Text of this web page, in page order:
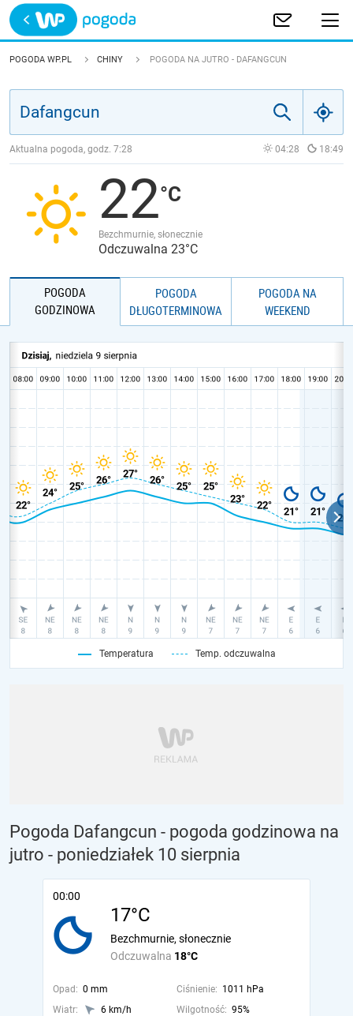
Trwa ładowanie
POLSKA
JAKOŚĆ POWIETRZA
POGODA WP.PL CHINY POGODA NA JUTRO - DAFANGCUN
Aktualna pogoda, godz. 7:28 04:28 18:49
22
Bezchmurnie, słonecznie
Odczuwalna 23°C
POGODA
GODZINOWA
POGODA
DŁUGOTERMINOWA
POGODA NA
WEEKEND
Temperatura Temp. odczuwalna
Pogoda Dafangcun - pogoda godzinowa na
jutro - poniedziałek 10 sierpnia
00:00
17°C
Odczuwalna 18°C
Bezchmurnie, słonecznie
Opad: 0 mm Ciśnienie: 1011 hPa
Wiatr:
6 km/h Wilgotność: 95%